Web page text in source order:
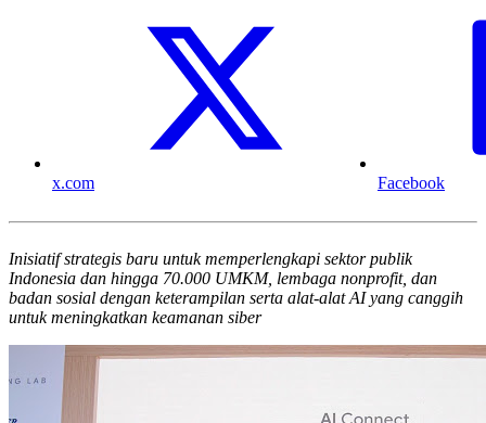
x.com Facebook
Inisiatif strategis baru untuk memperlengkapi sektor publik
Indonesia dan hingga 70.000 UMKM, lembaga nonprofit, dan
badan sosial dengan keterampilan serta alat-alat AI yang canggih
untuk meningkatkan keamanan siber